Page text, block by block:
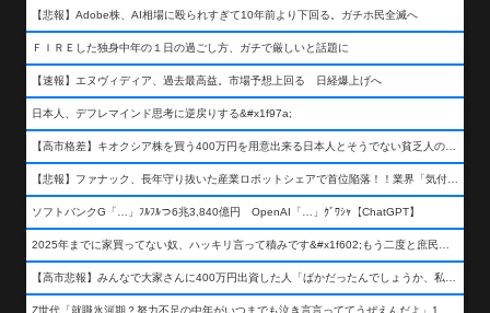
【悲報】Adobe株、AI相場に殴られすぎて10年前より下回る。ガチホ民全滅へ
ＦＩＲＥした独身中年の１日の過ごし方、ガチで厳しいと話題に
【速報】エヌヴィディア、過去最高益。市場予想上回る 日経爆上げへ
日本人、デフレマインド思考に逆戻りする&#x1f97a;
ソフトバンクG「…」ﾌﾙﾌﾙつ6兆3,840億円 OpenAI「…」ｸﾞﾜｼｬ【ChatGPT】